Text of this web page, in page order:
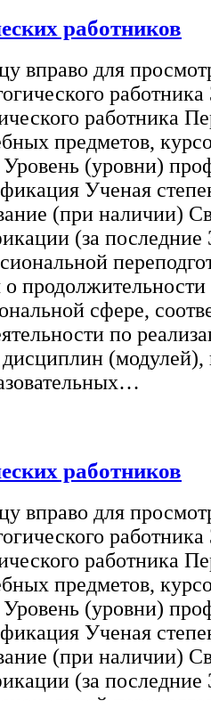
работников
вправо для
работника
работника
предметов,
(уровни)
Ученая
(при наличии)
(за последние
сфере,
по
(модулей),
работников
вправо для
работника
работника
предметов,
(уровни)
Ученая
(при наличии)
(за последние